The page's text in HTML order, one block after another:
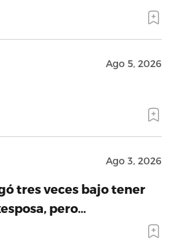
Ago 5, 2026
Ago 3, 2026
tres veces bajo tener
pero…